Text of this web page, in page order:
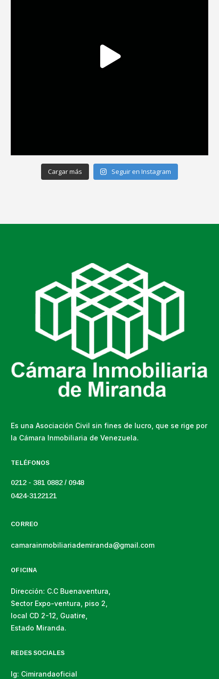
Cargar más Seguir en Instagram
Es una Asociación Civil sin fines de lucro, que se rige por
la Cámara Inmobiliaria de Venezuela.
TELÉFONOS
0212 - 381 0882 / 0948
0424-3122121
CORREO
camarainmobiliariademiranda@gmail.com
OFICINA
Dirección: C.C Buenaventura,
Sector Expo-ventura, piso 2,
local CD 2-12, Guatire,
Estado Miranda.
REDES SOCIALES
Ig: Cimirandaoficial